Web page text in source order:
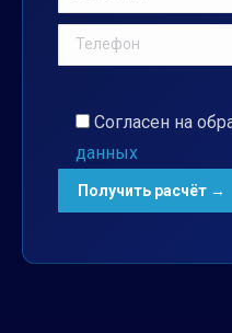
Согласен на
данных